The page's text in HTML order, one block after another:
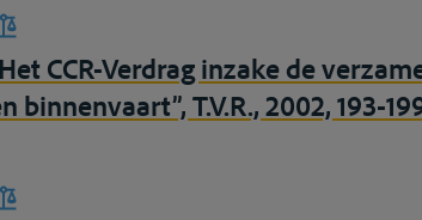
CCR-Verdrag inzake de
binnenvaart”, T.V.R., 2002, 193-